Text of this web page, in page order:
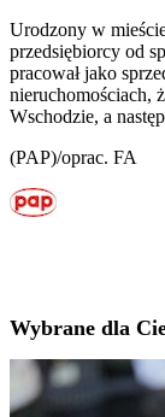
Urodzony w
przedsiębiorcy od
pracował jako
nieruchomościach,
Wschodzie, a
(PAP)/oprac. FA
Wybrane dla